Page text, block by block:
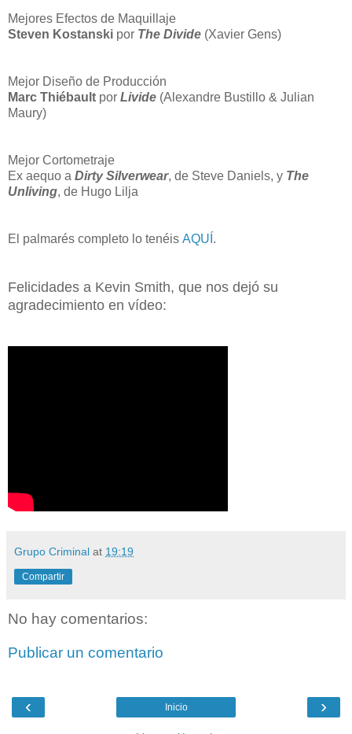
Mejores Efectos de Maquillaje
Steven Kostanski por The Divide (Xavier Gens)
Mejor Diseño de Producción
Marc Thiébault por Livide (Alexandre Bustillo & Julian
Maury)
Mejor Cortometraje
Ex aequo a Dirty Silverwear, de Steve Daniels, y The
Unliving, de Hugo Lilja
El palmarés completo lo tenéis AQUÍ .
Felicidades a Kevin Smith, que nos dejó su
agradecimiento en vídeo:
Grupo Criminal at 19:19
Compartir
No hay comentarios:
Publicar un comentario
‹ ›
Inicio